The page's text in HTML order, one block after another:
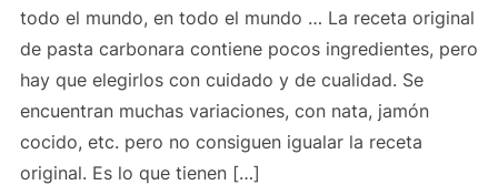
todo el mundo, en todo el mundo … La receta original
de pasta carbonara contiene pocos ingredientes, pero
hay que elegirlos con cuidado y de cualidad. Se
encuentran muchas variaciones, con nata, jamón
cocido, etc. pero no consiguen igualar la receta
original. Es lo que tienen […]